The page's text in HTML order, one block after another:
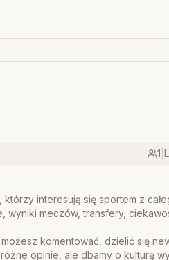
1
interesują się sportem z
wyniki meczów, transfery,
komentować, dzielić się
opinie, ale dbamy o kulturę